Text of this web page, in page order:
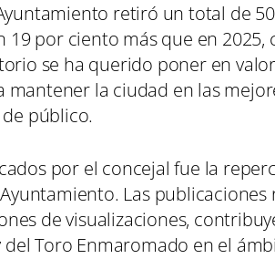
retiró un total de
19 por ciento más que en 2025,
se ha querido poner en
la ciudad en las
público.
por el concejal fue la
Las
de visualizaciones,
Toro Enmaromado en el